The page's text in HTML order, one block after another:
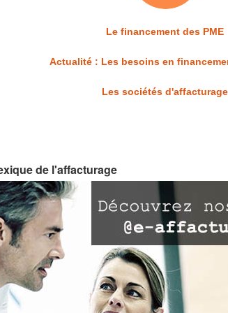
Le financement des PME
Actualité : Les besoins en
Les sociétés d'affacturage
de l'affacturage